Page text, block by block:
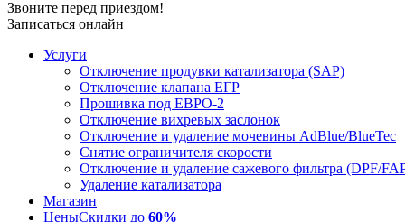
Звоните перед приездом!
Записаться онлайн
Услуги
Отключение продувки катализатора (SAP)
Отключение клапана ЕГР
Прошивка под ЕВРО-2
Отключение вихревых заслонок
Отключение и удаление мочевины AdBlue/BlueTec
Снятие ограничителя скорости
Отключение и удаление сажевого фильтра (DPF/
Удаление катализатора
Магазин
ЦеныСкидки до 60%